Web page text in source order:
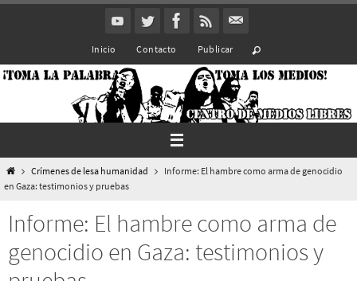
Inicio Contacto Publicar
InicioCrímenes de lesa humanidad
Informe: El hambre como arma de genocidio
en Gaza: testimonios y pruebas
Informe: El hambre como arma de
genocidio en Gaza: testimonios y